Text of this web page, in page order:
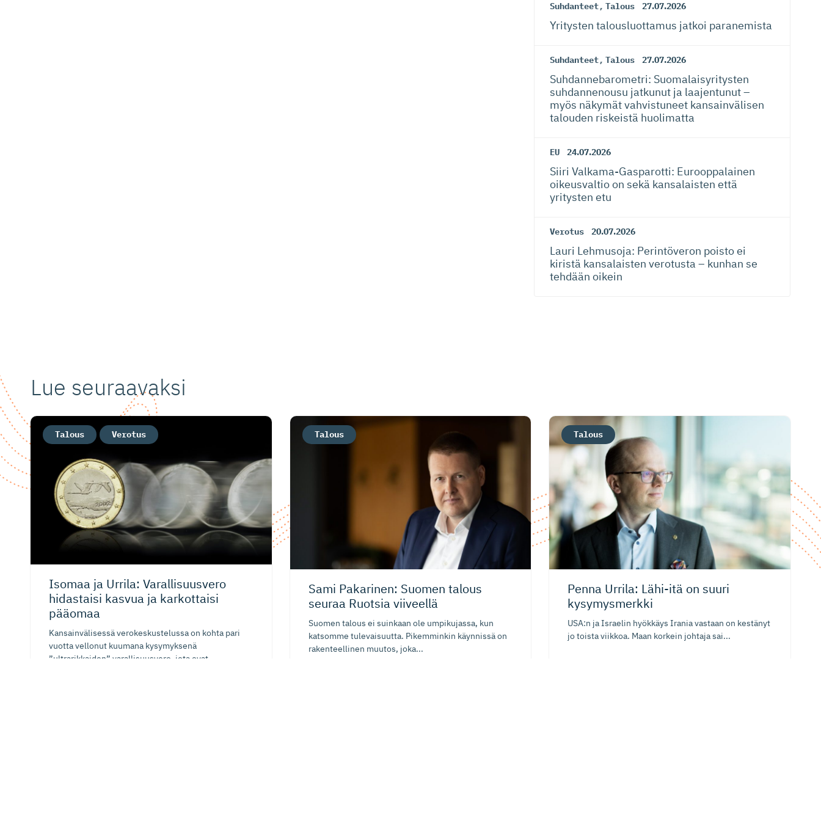
Suhdanteet, Talous 27.07.2026
Yritysten talousluottamus jatkoi paranemista
Suhdanteet, Talous 27.07.2026
Suhdanneba­ro­metri: Suomalaisy­ri­tysten
suhdannenousu jatkunut ja laajentunut –
myös näkymät vahvistuneet kansainvälisen
talouden riskeistä huolimatta
EU 24.07.2026
Siiri Valkama-Gas­pa­rotti: Eurooppalainen
oikeusvaltio on sekä kansalaisten että
yritysten etu
Verotus 20.07.2026
Lauri Lehmusoja: Perintöveron poisto ei
kiristä kansalaisten verotusta – kunhan se
tehdään oikein
Lue seuraavaksi
Isomaa ja Urrila: Varallisuusvero
hidastaisi kasvua ja karkottaisi
pääomaa
Kansainvälisessä verokeskustelussa on kohta pari
vuotta vellonut kuumana kysymyksenä
”ultrarikkaiden” varallisuusvero, jota ovat
Talous Verotus
Sami Pakarinen: Suomen talous
seuraa Ruotsia viiveellä
Suomen talous ei suinkaan ole umpikujassa, kun
katsomme tulevaisuutta. Pikemminkin käynnissä on
rakenteellinen muutos, joka...
Talous
Penna Urrila: Lähi-itä on suuri
kysymysmerkki
USA:n ja Israelin hyökkäys Irania vastaan on kestänyt
jo toista viikkoa. Maan korkein johtaja sai...
Talous